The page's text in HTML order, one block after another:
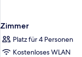
Zimmer
Platz für 4 Personen
Kostenloses WLAN